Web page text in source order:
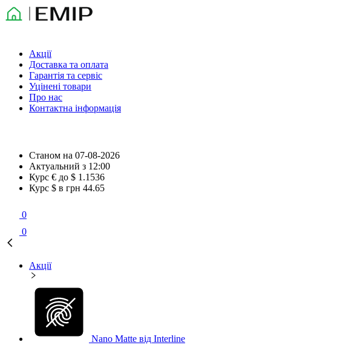
Акції
Доставка та оплата
Гарантія та сервіс
Уцінені товари
Про нас
Контактна інформація
Станом на 07-08-2026
Актуальний з 12:00
Курс € до $ 1.1536
Курс $ в грн 44.65
0
0
Акції
Nano Matte від Interline